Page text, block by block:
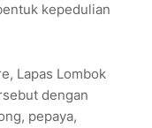
kepedulian
Lapas Lombok
dengan
pepaya,